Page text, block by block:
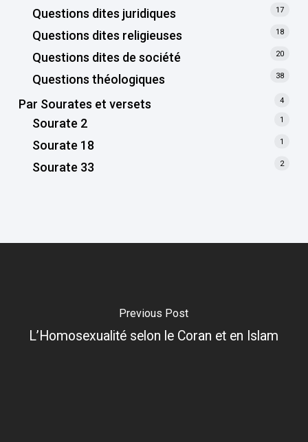
Questions dites juridiques 17
Questions dites religieuses 18
Questions dites de société 20
Questions théologiques 38
Par Sourates et versets 4
Sourate 2 1
Sourate 18 1
Sourate 33 2
Previous Post
L’Homosexualité selon le Coran et en Islam